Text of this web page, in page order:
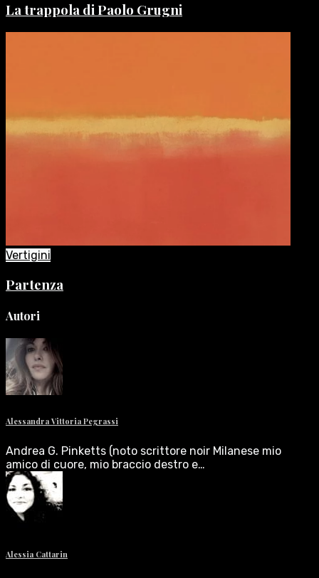
La trappola di Paolo Grugni
Vertigini
Partenza
Autori
Alessandra Vittoria Pegrassi
Andrea G. Pinketts (noto scrittore noir Milanese mio
amico di cuore, mio braccio destro e…
Alessia Cattarin